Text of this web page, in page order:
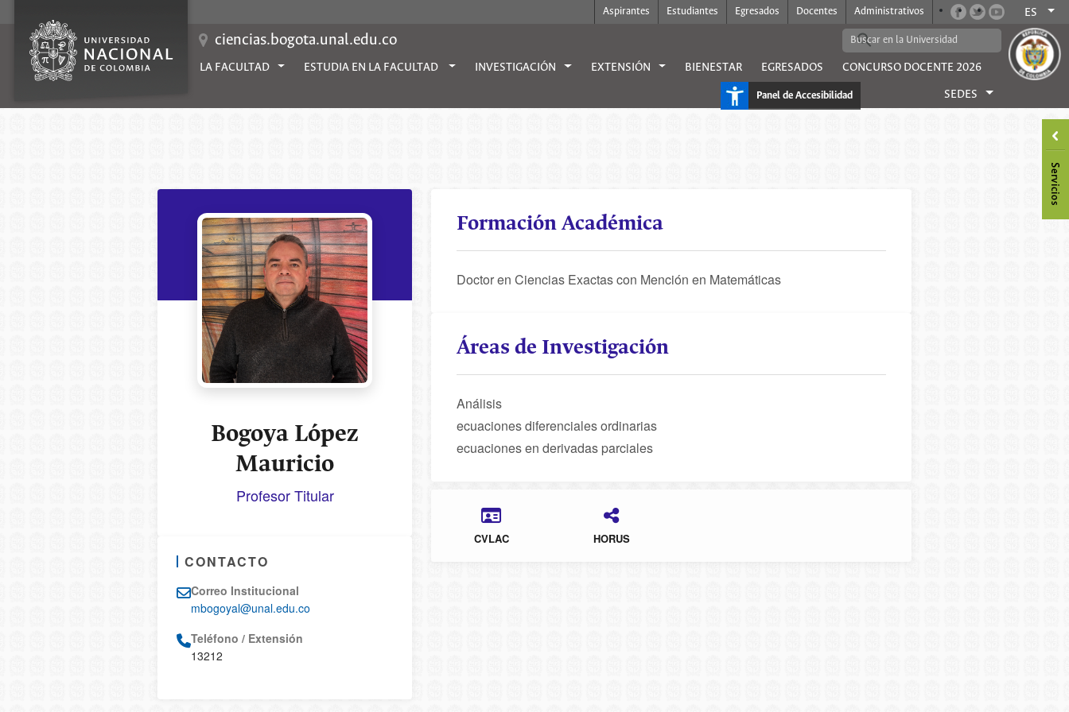
contenido
Aspirantes Estudiantes Egresados Docentes Administrativos ES
ciencias.bogota.unal.edu.co
LA FACULTAD ESTUDIA EN LA FACULTAD INVESTIGACIÓN EXTENSIÓN BIENESTAR EGRESADOS CONCURSO DOCENTE 2026
SEDES
Panel de Accesibilidad
Bogoya López
Mauricio
Profesor Titular
CONTACTO
Correo Institucional
mbogoyal@unal.edu.co
Teléfono / Extensión
13212
Formación Académica
Doctor en Ciencias Exactas con Mención en Matemáticas
Áreas de Investigación
Análisis
ecuaciones diferenciales ordinarias
ecuaciones en derivadas parciales
CVLAC HORUS